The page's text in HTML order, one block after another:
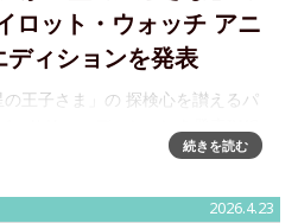
ロット・ウォッチ アニ
ディションを発表
王子さま」の 探検心を讃えるパ
ワーヌ・ド・サン＝テグジュペリ
ーブ
続きを読む
2026.4.23